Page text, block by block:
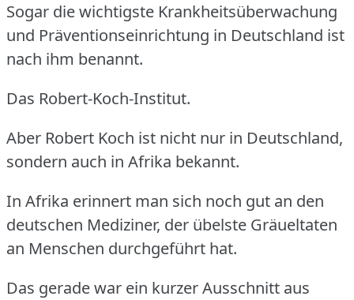
Sogar die wichtigste Krankheitsüberwachung
und Präventionseinrichtung in Deutschland ist
nach ihm benannt.
Das Robert-Koch-Institut.
Aber Robert Koch ist nicht nur in Deutschland,
sondern auch in Afrika bekannt.
In Afrika erinnert man sich noch gut an den
deutschen Mediziner, der übelste Gräueltaten
an Menschen durchgeführt hat.
Das gerade war ein kurzer Ausschnitt aus